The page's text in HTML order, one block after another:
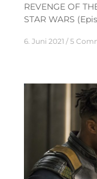
REVENGE OF
STAR WARS
6. Juni 2021 5